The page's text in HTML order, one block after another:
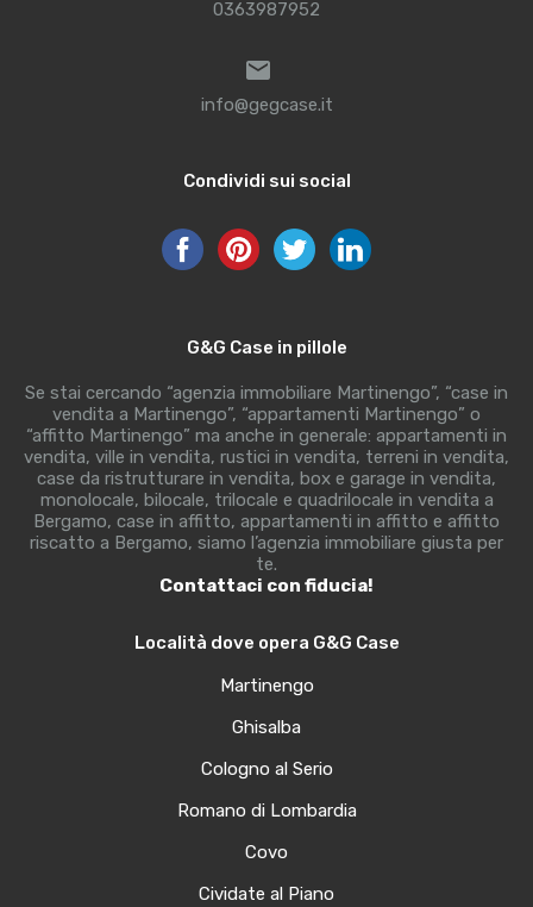
0363987952
info@gegcase.it
Condividi sui social
G&G Case in pillole
Se stai cercando “agenzia immobiliare Martinengo”, “case in
vendita a Martinengo”, “appartamenti Martinengo” o
“affitto Martinengo” ma anche in generale: appartamenti in
vendita, ville in vendita, rustici in vendita, terreni in vendita,
case da ristrutturare in vendita, box e garage in vendita,
monolocale, bilocale, trilocale e quadrilocale in vendita a
Bergamo, case in affitto, appartamenti in affitto e affitto
riscatto a Bergamo, siamo l’agenzia immobiliare giusta per
te.
Contattaci con fiducia!
Località dove opera G&G Case
Martinengo
Ghisalba
Cologno al Serio
Romano di Lombardia
Covo
Cividate al Piano